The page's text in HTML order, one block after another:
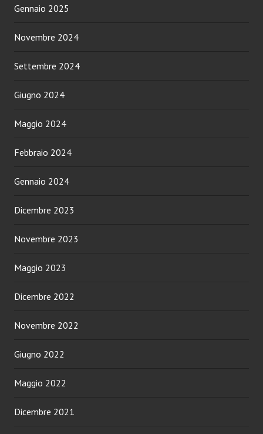
Gennaio 2025
Novembre 2024
Settembre 2024
Giugno 2024
Maggio 2024
Febbraio 2024
Gennaio 2024
Dicembre 2023
Novembre 2023
Maggio 2023
Dicembre 2022
Novembre 2022
Giugno 2022
Maggio 2022
Dicembre 2021